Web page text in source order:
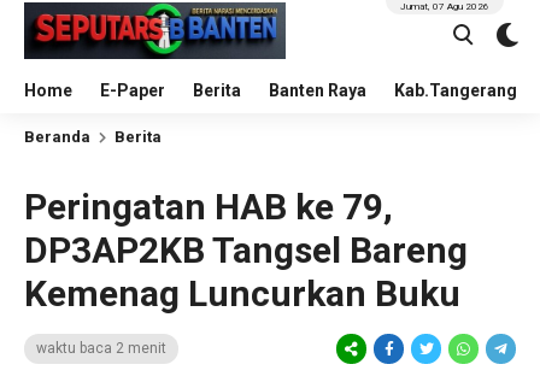
Home E-Paper Berita Banten Raya Kab.Tangerang
Jumat, 07 Agu 2026
Beranda Berita
Peringatan HAB ke 79,
DP3AP2KB Tangsel Bareng
Kemenag Luncurkan Buku
waktu baca 2 menit